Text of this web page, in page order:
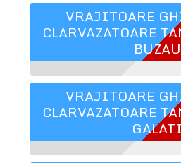
VRAJITOARE
CLARVAZATOARE
BUZAU
VRAJITOARE
CLARVAZATOARE
GALATI